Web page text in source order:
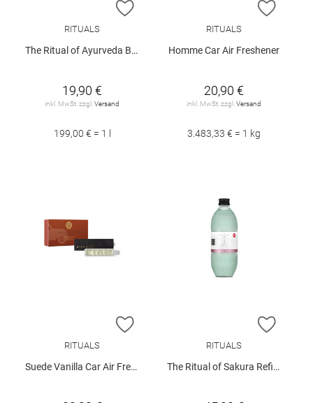
ZUR WUNSCHLISTE HINZUFÜGEN
RITUALS
The Ritual of Ayurveda Body Serum 100ml
19,90 €
inkl. MwSt. zzgl. Versand
199,00 € = 1 l
ZUR
RITUALS
Homme Car Air Freshener
20,90 €
inkl. MwSt. zzgl. Versand
3.483,33 € = 1 kg
ZUR WUNSCHLISTE HINZUFÜGEN
RITUALS
Suede Vanilla Car Air Freshener
ZUR
RITUALS
The Ritual of Sakura Refill Fragrance Sticks 500ml